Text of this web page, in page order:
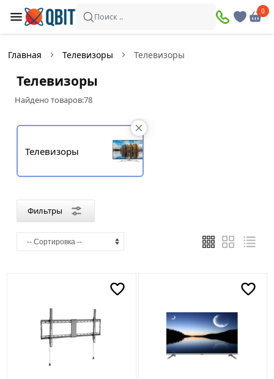
Поиск ..
0
Главная Телевизоры Телевизоры
Телевизоры
Найдено товаров:78
Телевизоры
Фильтры
Фильтры
наличии
скидкой
Бренд
Черный